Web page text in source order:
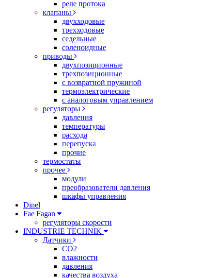
реле протока
клапаны
двухходовые
трехходовые
седельные
соленоидные
приводы
двухпозиционные
трехпозиционные
с возвратной пружиной
термоэлектрические
с аналоговым управлением
регуляторы
давления
температуры
расхода
перепуска
прочие
термостаты
прочее
модули
преобразователи давления
шкафы управления
Dinel
Fae Fagan
регуляторы скорости
INDUSTRIE TECHNIK
Датчики
CO2
влажности
давления
качества воздуха